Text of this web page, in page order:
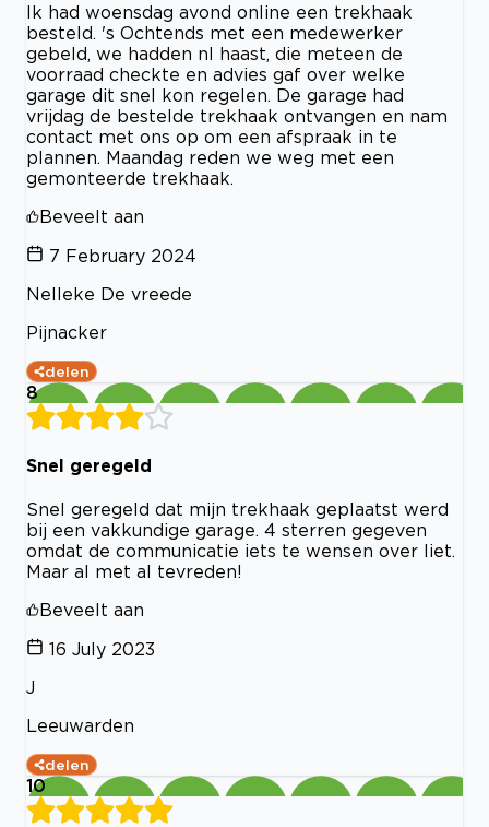
Ik had woensdag avond online een trekhaak
besteld. 's Ochtends met een medewerker
gebeld, we hadden nl haast, die meteen de
voorraad checkte en advies gaf over welke
garage dit snel kon regelen. De garage had
vrijdag de bestelde trekhaak ontvangen en nam
contact met ons op om een afspraak in te
plannen. Maandag reden we weg met een
gemonteerde trekhaak.
Beveelt aan
7 February 2024
Nelleke De vreede
Pijnacker
delen
8
Snel geregeld
Snel geregeld dat mijn trekhaak geplaatst werd
bij een vakkundige garage. 4 sterren gegeven
omdat de communicatie iets te wensen over liet.
Maar al met al tevreden!
Beveelt aan
16 July 2023
J
Leeuwarden
delen
10